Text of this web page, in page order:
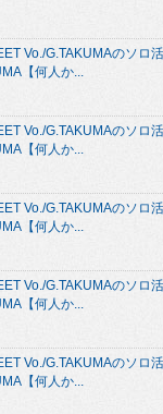
Vo./G.TAKUMAのソロ
【何人か...
Vo./G.TAKUMAのソロ
【何人か...
Vo./G.TAKUMAのソロ
【何人か...
Vo./G.TAKUMAのソロ
【何人か...
Vo./G.TAKUMAのソロ
【何人か...